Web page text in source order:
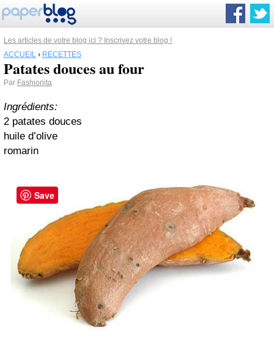
Les articles de votre blog ici ? Inscrivez votre blog !
ACCUEIL › RECETTES
Patates douces au four
Par Fashionita
Ingrédients:
2 patates douces
huile d’olive
romarin
Save